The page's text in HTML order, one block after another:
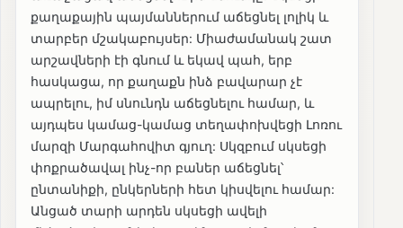
քաղաքային պայմաններում աճեցնել լոլիկ և
տարբեր մշակաբույսեր: Միաժամանակ շատ
արշավների էի գնում և եկավ պահ, երբ
հասկացա, որ քաղաքն ինձ բավարար չէ
ապրելու, իմ սնունդն աճեցնելու համար, և
այդպես կամաց-կամաց տեղափոխվեցի Լոռու
մարզի Մարգահովիտ գյուղ: Սկզբում սկսեցի
փոքրածավալ ինչ-որ բաներ աճեցնել՝
ընտանիքի, ընկերների հետ կիսվելու համար:
Անցած տարի արդեն սկսեցի ավելի